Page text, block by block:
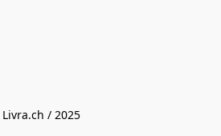
Livra.ch / 2025